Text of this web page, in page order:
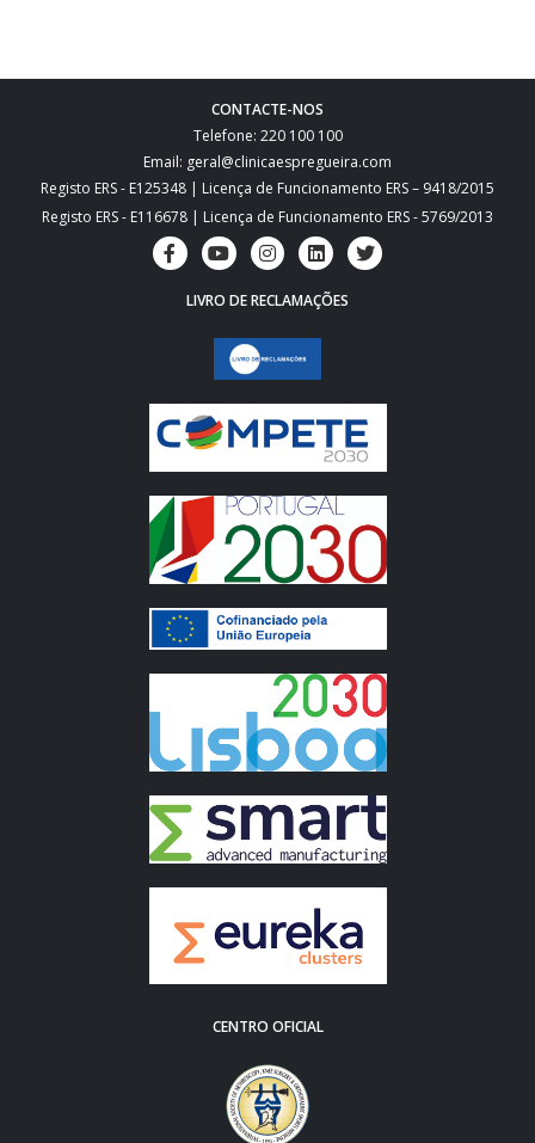
CONTACTE-NOS
Telefone: 220 100 100
Email: geral@clinicaespregueira.com
Registo ERS - E125348 | Licença de Funcionamento ERS – 9418/2015
Registo ERS - E116678 | Licença de Funcionamento ERS - 5769/2013
LIVRO DE RECLAMAÇÕES
CENTRO OFICIAL